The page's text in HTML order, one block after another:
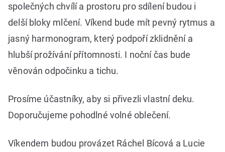
společných chvílí a prostoru pro sdílení budou i
delší bloky mlčení. Víkend bude mít pevný rytmus a
jasný harmonogram, který podpoří zklidnění a
hlubší prožívání přítomnosti. I noční čas bude
věnován odpočinku a tichu.
Prosíme účastníky, aby si přivezli vlastní deku.
Doporučujeme pohodlné volné oblečení.
Víkendem budou provázet Ráchel Bícová a Lucie